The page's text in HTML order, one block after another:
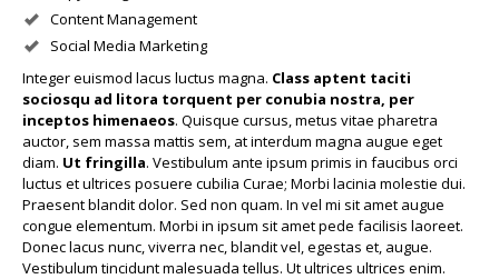
Content Management
Social Media Marketing
Integer euismod lacus luctus magna. Class aptent taciti
sociosqu ad litora torquent per conubia nostra, per
inceptos himenaeos. Quisque cursus, metus vitae pharetra
auctor, sem massa mattis sem, at interdum magna augue eget
diam. Ut fringilla. Vestibulum ante ipsum primis in faucibus orci
luctus et ultrices posuere cubilia Curae; Morbi lacinia molestie dui.
Praesent blandit dolor. Sed non quam. In vel mi sit amet augue
congue elementum. Morbi in ipsum sit amet pede facilisis laoreet.
Donec lacus nunc, viverra nec, blandit vel, egestas et, augue.
Vestibulum tincidunt malesuada tellus. Ut ultrices ultrices enim.